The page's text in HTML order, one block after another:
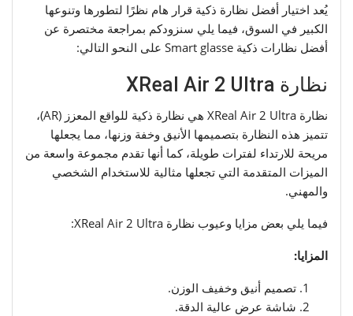
يُعد اختيار أفضل نظارة ذكية قرار هام نظرًا لتطورها وتنوعها
الكبير في السوق، فيما يلي سنزودكم بمراجعة مختصرة عن
أفضل نظارات ذكية Smart glasse على النحو التالي:
نظارة XReal Air 2 Ultra
نظارة XReal Air 2 Ultra هي نظارة ذكية للواقع المعزز (AR)،
تتميز هذه النظارة بتصميمها الأنيق وخفة وزنها، مما يجعلها
مريحة للارتداء لفترات طويلة، كما أنها تقدم مجموعة واسعة من
الميزات المتقدمة التي تجعلها مثالية للاستخدام الشخصي
والمهني.
فيما يلي بعض مزايا وعيوب نظارة XReal Air 2 Ultra:
المزايا:
تصميم أنيق وخفيف الوزن.
شاشة عرض عالية الدقة.